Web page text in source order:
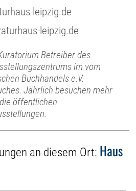
leipzig.de
leipzig.de
Betreiber des
im vom
Buchhandels e.V.
Jährlich besuchen mehr
öffentlichen
an diesem Ort: Haus